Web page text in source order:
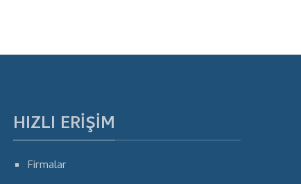
HIZLI ERIŞIM
Firmalar